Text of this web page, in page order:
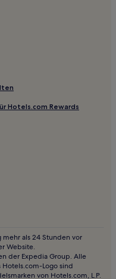
in Grafenhausen
in Rheinfelden
Hotels.com Rewards
als 24 Stunden vor
Website.
der Expedia Group. Alle
Logo sind
von Hotels.com, L.P.